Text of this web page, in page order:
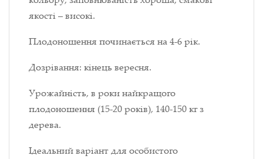
якості – високі.
Плодоношення починається на 4-6 рік.
Дозрівання: кінець вересня.
Урожайність, в роки найкращого
плодоношення (15-20 років), 140-150 кг з
дерева.
Ідеальний варіант для особистого